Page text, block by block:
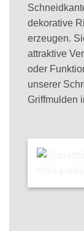
dekorative
erzeugen.
attraktive
oder
unserer
Griffmulden